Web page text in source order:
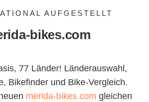
AUFGESTELLT
bikes.com
77 Länder! Länderauswahl,
Bikefinder und Bike-Vergleich.
merida-bikes.com gleichen